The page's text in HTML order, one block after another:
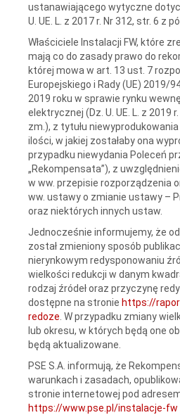
ustanawiającego wytyczne
U. UE. L. z 2017 r. Nr 312, str. 6 z
Właściciele Instalacji FW, które
mają co do zasady prawo do
której mowa w art. 13 ust. 7
Europejskiego i Rady (UE) 2019/
2019 roku w sprawie rynku
elektrycznej (Dz. U. UE. L. z 2019
zm.), z tytułu
ilości, w jakiej zostałaby ona
przypadku niewydania Poleceń
„Rekompensata”), z
w ww. przepisie rozporządzenia
ww. ustawy o zmianie ustawy –
oraz niektórych innych ustaw.
Jednocześnie informujemy, że
został zmieniony sposób
nierynkowym redysponowaniu
wielkości redukcji w danym
rodzaj źródeł oraz przyczynę
dostępne na stronie https://
redoze . W przypadku zmiany
lub okresu, w których będą one
będą aktualizowane.
PSE S.A. informują, że
warunkach i zasadach,
stronie internetowej pod
https://www.pse.pl/instalacje-fw